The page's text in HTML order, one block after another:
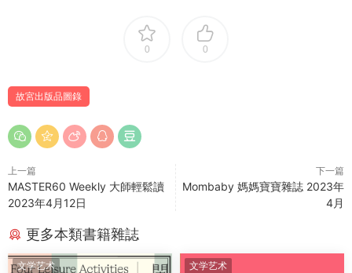
0 0
故宮出版品圖錄
上一篇
MASTER60 Weekly 大師輕鬆讀
2023年4月12日
下一篇
Mombaby 媽媽寶寶雜誌 2023年
4月
更多本類書籍雜誌
文学艺术 文学艺术